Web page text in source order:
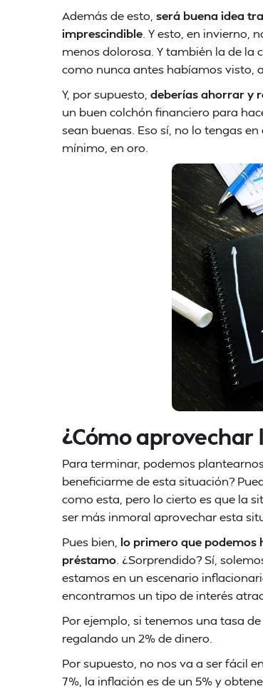
Además de esto, será buena idea
imprescindible . Y esto, en invierno,
menos dolorosa. Y también la de la
como nunca antes habíamos visto,
Y, por supuesto, deberías ahorrar y
un buen colchón financiero para
sean buenas. Eso sí, no lo tengas
mínimo, en oro.
¿Cómo aprovechar
Para terminar, podemos
beneficiarme de esta situación?
como esta, pero lo cierto es que la
ser más inmoral aprovechar esta
Pues bien, lo primero que podemos
préstamo . ¿Sorprendido? Sí,
estamos en un escenario
encontramos un tipo de interés
Por ejemplo, si tenemos una tasa
regalando un 2% de dinero.
Por supuesto, no nos va a ser fácil
7%, la inflación es de un 5% y